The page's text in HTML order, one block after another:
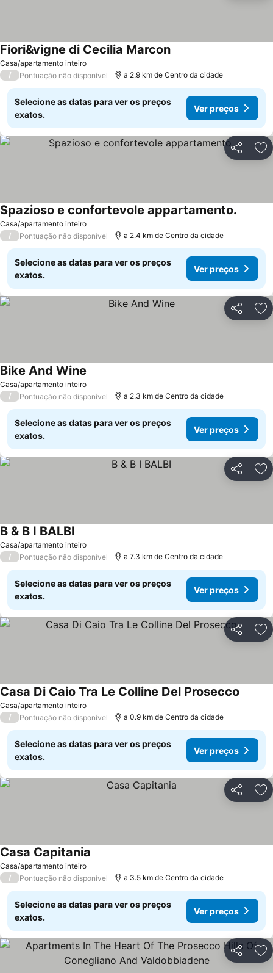
Casa/apartamento inteiro
Fiori&vigne di Cecilia Marcon
/ Pontuação não disponível a 2.9 km de Centro da cidade
Selecione as datas para ver os preços
exatos.
Ver preços
Partilhar
Casa/apartamento inteiro
Spazioso e confortevole appartamento.
/ Pontuação não disponível a 2.4 km de Centro da cidade
Selecione as datas para ver os preços
exatos.
Ver preços
Partilhar
Casa/apartamento inteiro
Bike And Wine
/ Pontuação não disponível a 2.3 km de Centro da cidade
Selecione as datas para ver os preços
exatos.
Ver preços
Partilhar
Casa/apartamento inteiro
B & B I BALBI
/ Pontuação não disponível a 7.3 km de Centro da cidade
Selecione as datas para ver os preços
exatos.
Ver preços
Partilhar
Casa/apartamento inteiro
Casa Di Caio Tra Le Colline Del Prosecco
/ Pontuação não disponível a 0.9 km de Centro da cidade
Selecione as datas para ver os preços
exatos.
Ver preços
Partilhar
Casa/apartamento inteiro
Casa Capitania
/ Pontuação não disponível a 3.5 km de Centro da cidade
Selecione as datas para ver os preços
exatos.
Ver preços
Partilhar